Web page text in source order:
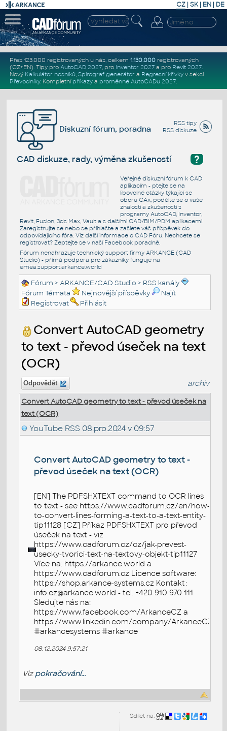
CZ | SK| EN | DE
Přes 123.000 registrovaných u nás, celkem 1.130.000registrovaných
(CZ+EN). Tipy pro AutoCAD 2027, pro Inventor 2027a pro Revit 2027.
Nový Kalkulátor nosníků, Spirograf generátor a Regresní křivkyv sekci
Převodníky. Kompletní příkazya proměnné AutoCADu 2027.
RSS tipy
RSS diskuze
Diskuzní fórum, poradna
?
CAD diskuze, rady, výměna zkušeností
Veřejné diskuzní fórum k CAD
aplikacím - ptejte se na
libovolné otázky týkající se
oboru CAx, podělte se o vaše
znalosti a zkušenosti s
programy AutoCAD, Inventor,
Revit, Fusion, 3ds Max, Vault a s dalšími CAD/BIM/PDM aplikacemi.
Zaregistrujte se nebo se přihlašte a zašlete váš příspěvek do
odpovídajícího fóra. Viz další informace o CAD Fóru. Nechcete se
registrovat? Zeptejte se v naší Facebook poradně.
Fórum nenahrazuje technický support firmy ARKANCE (CAD
Studio) - přímá podpora pro zákazníky funguje na
emea.support.arkance.world
Fórum >ARKANCE/CAD Studio > RSS kanály
Fórum Témata
Nejnovější příspěvky
Najít
Registrovat
Přihlásit
Convert AutoCAD geometry
to text - převod úseček na text
(OCR)
Odpovědět archiv
Convert AutoCAD geometry to text - převod úseček na
text (OCR)
YouTube RSS 08.pro.2024 v 09:57
Convert AutoCAD geometry to text -
převod úseček na text (OCR)
[EN] The PDFSHXTEXT command to OCR lines
to text - see https://www.cadforum.cz/en/how-
to-convert-lines-forming-a-text-to-a-text-entity-
tip11128 [CZ] Příkaz PDFSHXTEXT pro převod
úseček na text - viz
https://www.cadforum.cz/cz/jak-prevest-
usecky-tvorici-text-na-textovy-objekt-tip11127
Více na: https://arkance.world a
https://www.cadforum.cz Licence software:
https://shop.arkance-systems.cz Kontakt:
info.cz@arkance.world - tel. +420 910 970 111
Sledujte nás na:
https://www.facebook.com/ArkanceCZ a
https://www.linkedin.com/company/ArkanceCZ
#arkancesystems #arkance
08.12.2024 9:57:21
Viz pokračování...
Sdílet na: